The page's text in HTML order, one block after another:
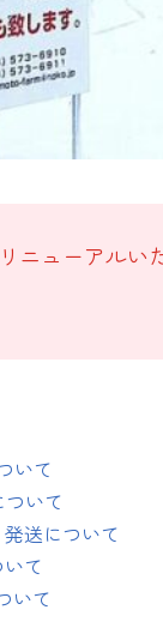
ニューアルい
いて
いて
送について
て
いて